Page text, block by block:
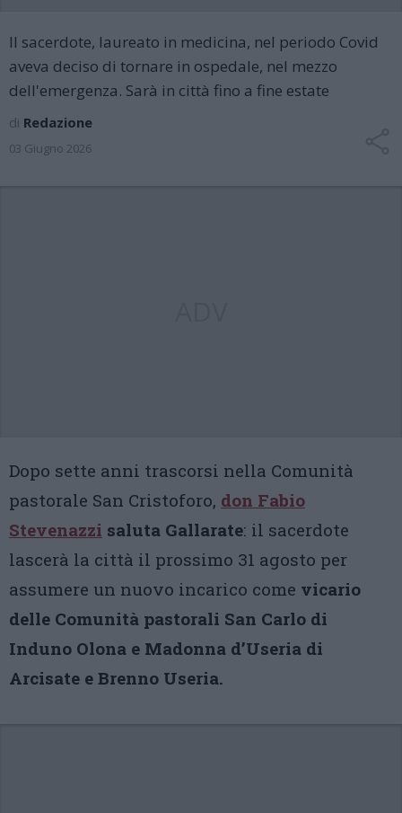
Il sacerdote, laureato in medicina, nel periodo Covid
aveva deciso di tornare in ospedale, nel mezzo
dell'emergenza. Sarà in città fino a fine estate
di Redazione
03 Giugno 2026
Dopo sette anni trascorsi nella Comunità
pastorale San Cristoforo, don Fabio
Stevenazzi saluta Gallarate: il sacerdote
lascerà la città il prossimo 31 agosto per
assumere un nuovo incarico come vicario
delle Comunità pastorali San Carlo di
Induno Olona e Madonna d’Useria di
Arcisate e Brenno Useria.